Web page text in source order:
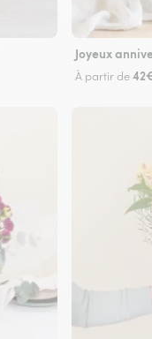
Joyeux
À partir de